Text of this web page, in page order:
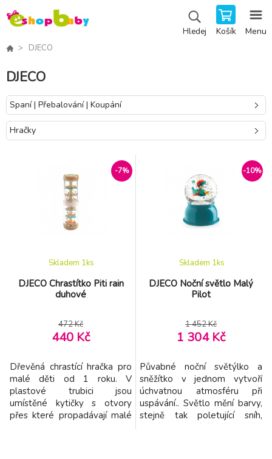
Hledej Košík Menu
DJECO
DJECO
Spaní | Přebalování | Koupání
Hračky
-7%
DJECO Chrastítko Piti rain
duhové
Skladem 1ks
472 Kč
440 Kč
Dřevěná chrastící hračka pro
malé děti od 1 roku. V
plastové trubici jsou
umístěné kytičky s otvory
přes které propadávají malé
-10%
DJECO Noční světlo Malý
Pilot
Skladem 1ks
1 452 Kč
1 304 Kč
Půvabné noční světýlko a
sněžítko v jednom vytvoří
úchvatnou atmosféru při
uspávání.. Světlo mění barvy,
stejně tak poletující sníh,